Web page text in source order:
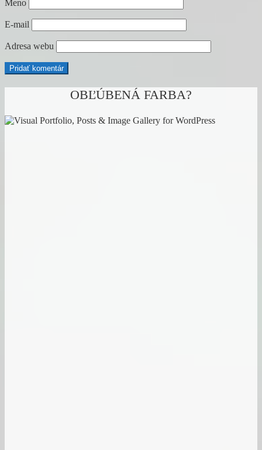
Meno
E-mail
Adresa webu
OBĽÚBENÁ FARBA?